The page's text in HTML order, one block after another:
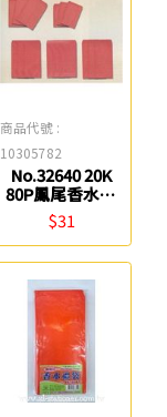
商品代號 :
10305782
No.32640 20K
80P鳳尾香水禮
袋(50入) 萬國
$31